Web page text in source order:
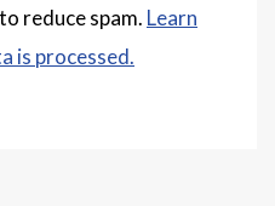
reduce spam. Learn
is processed.